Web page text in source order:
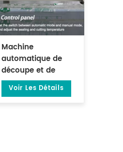
Machine
automatique de
découpe et de
scellage à chaud de
film POF DL-450L
Voir Les Détails